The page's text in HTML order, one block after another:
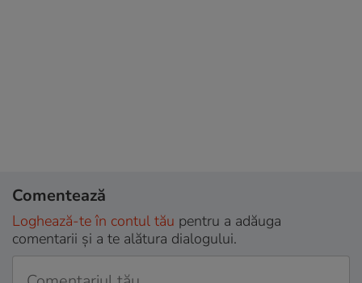
Comentează
Loghează-te în contul tău pentru a adăuga
comentarii și a te alătura dialogului.